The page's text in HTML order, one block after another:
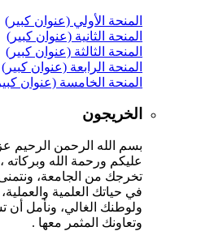
المنحة الأولي (عنوان كبير)
المنحة الثانية (عنوان كبير)
المنحة الثالثة (عنوان كبير)
المنحة الرابعة (عنوان كبير)
المنحة الخامسة (عنوان
الخريجون
بسم الله الرحمن الرحيم
عليكم ورحمة الله وبركاته
تخرجك من الجامعة،
في حياتك العلمية
ولوطنك الغالي، ونأمل أن
وتعاونك المثمر معها .